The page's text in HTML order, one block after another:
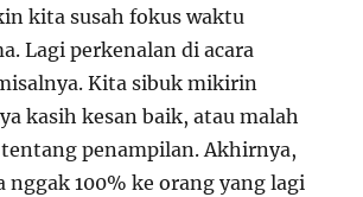
kita susah fokus waktu
Lagi perkenalan di acara
Kita sibuk mikirin
kasih kesan baik, atau malah
penampilan. Akhirnya,
100% ke orang yang lagi